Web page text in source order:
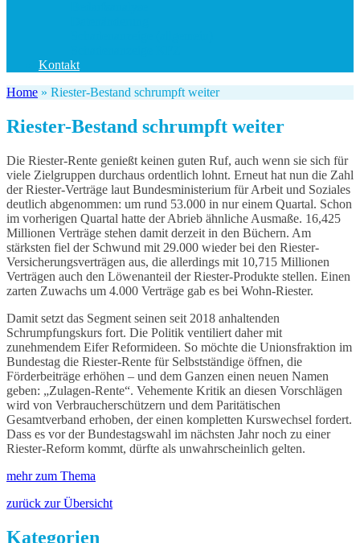
Kontakt
Home » Riester-Bestand schrumpft weiter
Riester-Bestand schrumpft weiter
Die Riester-Rente genießt keinen guten Ruf, auch wenn sie sich für
viele Zielgruppen durchaus ordentlich lohnt. Erneut hat nun die Zahl
der Riester-Verträge laut Bundesministerium für Arbeit und Soziales
deutlich abgenommen: um rund 53.000 in nur einem Quartal. Schon
im vorherigen Quartal hatte der Abrieb ähnliche Ausmaße. 16,425
Millionen Verträge stehen damit derzeit in den Büchern. Am
stärksten fiel der Schwund mit 29.000 wieder bei den Riester-
Versicherungsverträgen aus, die allerdings mit 10,715 Millionen
Verträgen auch den Löwenanteil der Riester-Produkte stellen. Einen
zarten Zuwachs um 4.000 Verträge gab es bei Wohn-Riester.
Damit setzt das Segment seinen seit 2018 anhaltenden
Schrumpfungskurs fort. Die Politik ventiliert daher mit
zunehmendem Eifer Reformideen. So möchte die Unionsfraktion im
Bundestag die Riester-Rente für Selbstständige öffnen, die
Förderbeiträge erhöhen – und dem Ganzen einen neuen Namen
geben: „Zulagen-Rente“. Vehemente Kritik an diesen Vorschlägen
wird von Verbraucherschützern und dem Paritätischen
Gesamtverband erhoben, der einen kompletten Kurswechsel fordert.
Dass es vor der Bundestagswahl im nächsten Jahr noch zu einer
Riester-Reform kommt, dürfte als unwahrscheinlich gelten.
mehr zum Thema
zurück zur Übersicht
Kategorien